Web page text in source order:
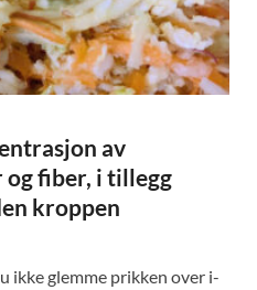
av
fiber, i tillegg
kroppen
ikke glemme prikken over i-